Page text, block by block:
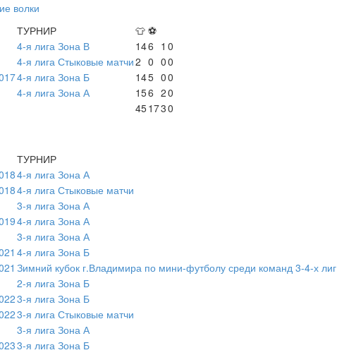
волки
ТУРНИР 👕 ⚽
4-я лига Зона В 146 1 0
4-я лига Стыковые матчи2 0 00
4-я лига Зона Б 145 00
4-я лига Зона А 156 20
451730
ТУРНИР
4-я лига Зона А
4-я лига Стыковые матчи
3-я лига Зона А
4-я лига Зона А
3-я лига Зона А
4-я лига Зона Б
Зимний кубок г.Владимира по мини-футболу среди команд 3-4-х лиг
2-я лига Зона Б
3-я лига Зона Б
3-я лига Стыковые матчи
3-я лига Зона А
3-я лига Зона Б